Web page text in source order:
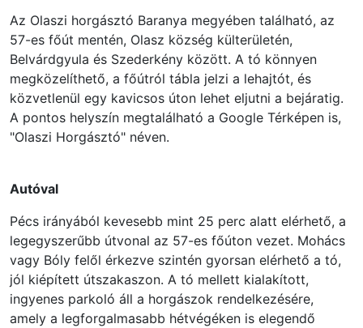
Az Olaszi horgásztó Baranya megyében található, az
57-es főút mentén, Olasz község külterületén,
Belvárdgyula és Szederkény között. A tó könnyen
megközelíthető, a főútról tábla jelzi a lehajtót, és
közvetlenül egy kavicsos úton lehet eljutni a bejáratig.
A pontos helyszín megtalálható a Google Térképen is,
"Olaszi Horgásztó" néven.
Autóval
Pécs irányából kevesebb mint 25 perc alatt elérhető, a
legegyszerűbb útvonal az 57-es főúton vezet. Mohács
vagy Bóly felől érkezve szintén gyorsan elérhető a tó,
jól kiépített útszakaszon. A tó mellett kialakított,
ingyenes parkoló áll a horgászok rendelkezésére,
amely a legforgalmasabb hétvégéken is elegendő